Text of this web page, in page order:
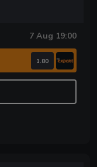
7 Aug 19:00
1.80